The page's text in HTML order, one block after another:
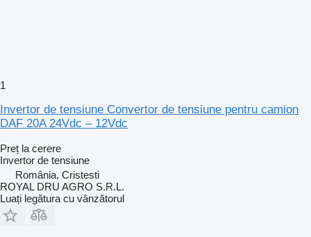
1
Invertor de tensiune Convertor de tensiune pentru camion
DAF 20A 24Vdc – 12Vdc
Preț la cerere
Invertor de tensiune
România, Cristesti
ROYAL DRU AGRO S.R.L.
Luați legătura cu vânzătorul